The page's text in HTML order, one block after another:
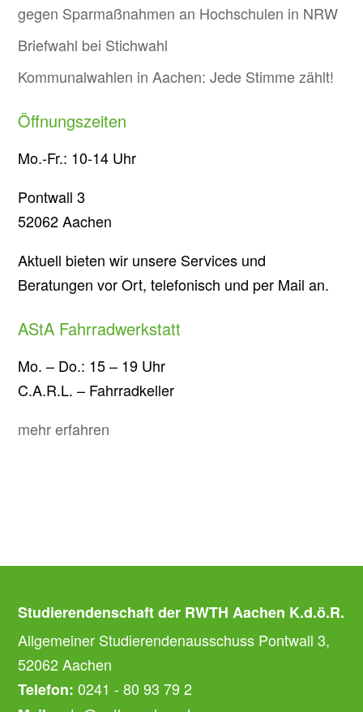
gegen Sparmaßnahmen an Hochschulen in NRW
Briefwahl bei Stichwahl
Kommunalwahlen in Aachen: Jede Stimme zählt!
Öffnungszeiten
Mo.-Fr.: 10-14 Uhr
Pontwall 3
52062 Aachen
Aktuell bieten wir unsere Services und
Beratungen vor Ort, telefonisch und per Mail an.
AStA Fahrradwerkstatt
Mo. – Do.: 15 – 19 Uhr
C.A.R.L. – Fahrradkeller
mehr erfahren
Studierendenschaft der RWTH Aachen K.d.ö.R.
Allgemeiner Studierendenausschuss Pontwall 3,
52062 Aachen
Telefon: 0241 - 80 93 79 2